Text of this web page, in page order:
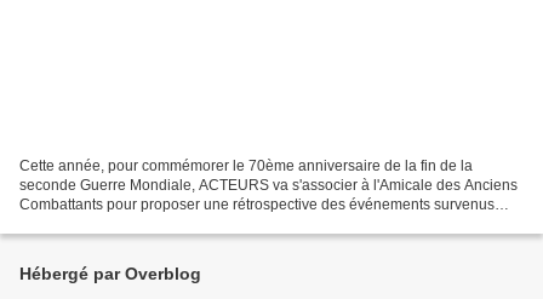
Cette année, pour commémorer le 70ème anniversaire de la fin de la
seconde Guerre Mondiale, ACTEURS va s'associer à l'Amicale des Anciens
Combattants pour proposer une rétrospective des événements survenus
Hébergé par Overblog